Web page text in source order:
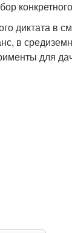
диктата в
в
для